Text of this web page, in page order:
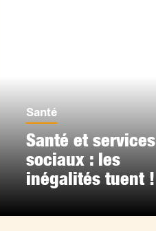
Santé
Santé et services
sociaux : les
inégalités tuent !